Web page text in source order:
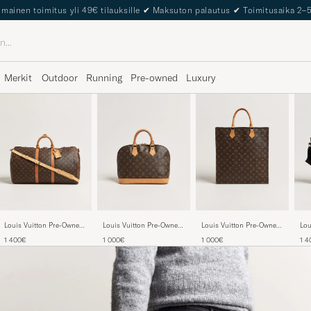
toimitus yli 49€ tilauksille ✔ Maksuton palautus ✔ Toimitusaika
Merkit Outdoor Running Pre-owned Luxury
Louis Vuitton Pre-Owned
Monogram
1 400€
Louis Vuitton Pre-Owned
1 000€
Louis Vuitton Pre-Owned
1 000€ 1